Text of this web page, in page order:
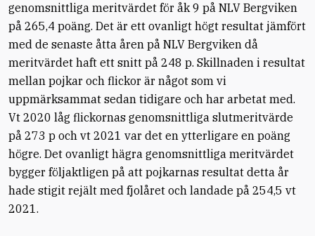
genomsnittliga meritvärdet för åk 9 på NLV Bergviken
på 265,4 poäng. Det är ett ovanligt högt resultat jämfört
med de senaste åtta åren på NLV Bergviken då
meritvärdet haft ett snitt på 248 p. Skillnaden i resultat
mellan pojkar och flickor är något som vi
uppmärksammat sedan tidigare och har arbetat med.
Vt 2020 låg flickornas genomsnittliga slutmeritvärde
på 273 p och vt 2021 var det en ytterligare en poäng
högre. Det ovanligt hägra genomsnittliga meritvärdet
bygger följaktligen på att pojkarnas resultat detta år
hade stigit rejält med fjolåret och landade på 254,5 vt
2021.